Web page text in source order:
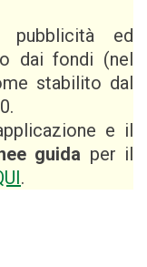
pubblicità ed
dai fondi (nel
stabilito dal
e il
guida per il
.